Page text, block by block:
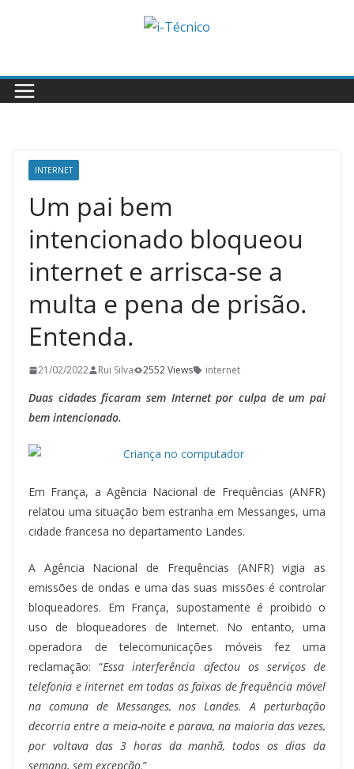
INTERNET
Um pai bem
intencionado bloqueou
internet e arrisca-se a
multa e pena de prisão.
Entenda.
21/02/2022 Rui Silva 2552 Views internet
Duas cidades ficaram sem Internet por culpa de um pai
bem intencionado.
Em França, a Agência Nacional de Frequências (ANFR)
relatou uma situação bem estranha em Messanges, uma
cidade francesa no departamento Landes.
A Agência Nacional de Frequências (ANFR) vigia as
emissões de ondas e uma das suas missões é controlar
bloqueadores. Em França, supostamente é proibido o
uso de bloqueadores de Internet. No entanto, uma
operadora de telecomunicações móveis fez uma
reclamação: “Essa interferência afectou os serviços de
telefonia e internet em todas as faixas de frequência móvel
na comuna de Messanges, nos Landes. A perturbação
decorria entre a meia-noite e parava, na maioria das vezes,
por voltava das 3 horas da manhã, todos os dias da
semana, sem excepção.”